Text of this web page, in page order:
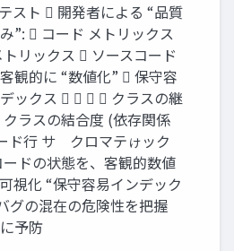
スト  開発者による “品質
”:  コード メトリックス
リックス  ソースコード
観的に “数値化”  保守容
ックス     クラスの継
ラスの結合度 (依存関係
ド行 サ゗クロマテゖック
ドの状態を、客観的数値
視化 “保守容易インデック
グの混在の危険性を把握
予防